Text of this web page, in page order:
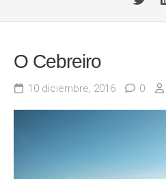
O Cebreiro
10 diciembre, 2016 0